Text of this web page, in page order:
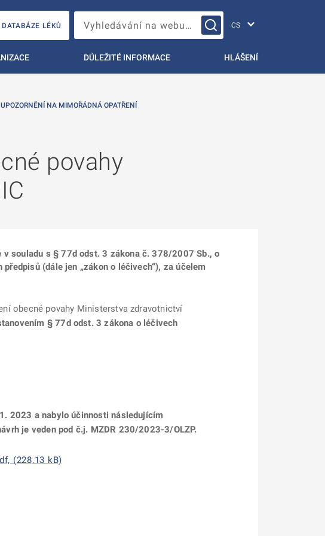
DATABÁZE LÉKŮ Vyhledávání na webu…
DŮLEŽITÉ INFORMACE HLÁŠENÍ
UPOZORNĚNÍ NA MIMOŘÁDNÁ OPATŘENÍ
povahy
v souladu s § 77d odst. 3 zákona č. 378/2007 Sb., o
(dále jen „zákon o léčivech“), za účelem
obecné povahy Ministerstva zdravotnictví
§ 77d odst. 3 zákona o léčivech
2023 a nabylo účinnosti následujícím
je veden pod č.j. MZDR 230/2023-3/OLZP.
(228,13 kB)